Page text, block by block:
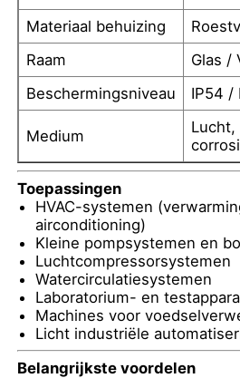
vloeistofgevulde drukmeter
Elektrische contactdrukmeter
Druktestsets
droge drukmeter
Mini-drukmeter
Digitale manometer
Materiaal behuizing
Raam
Glas /
Beschermingsniveau
IP54 /
Medium
Toepassingen
HVAC-systemen
airconditioning)
Kleine pompsystemen en
Luchtcompressorsystemen
Watercirculatiesystemen
Laboratorium- en
Machines voor
Licht industriële
Belangrijkste voordelen